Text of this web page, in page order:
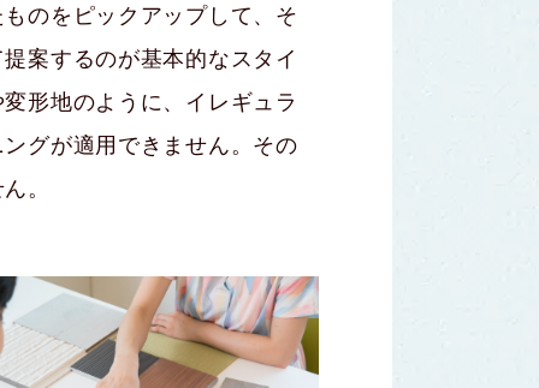
のをピックアップして、そ
案するのが基本的なスタイ
形地のように、イレギュラ
グが適用できません。その
。